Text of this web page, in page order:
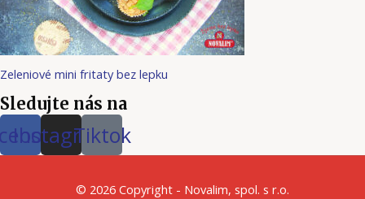
Zeleniové mini fritaty bez lepku
Sledujte nás na
Instagram
Tiktok
© 2026 Copyright - Novalim, spol. s r.o.